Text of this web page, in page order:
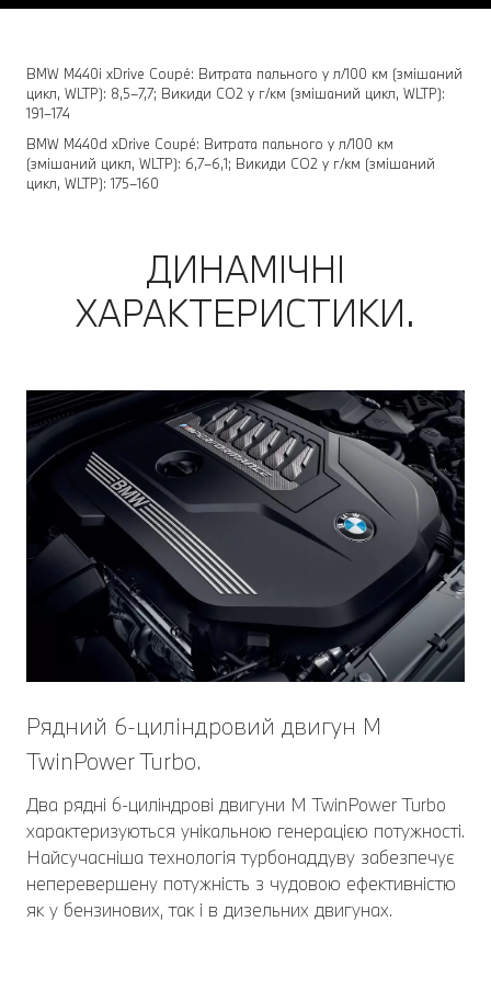
BMW M440i xDrive Coupé: Витрата пального у л/100 км (змішаний
цикл, WLTP): 8,5–7,7; Викиди CO2 у г/км (змішаний цикл, WLTP):
191–174
BMW M440d xDrive Coupé: Витрата пального у л/100 км
(змішаний цикл, WLTP): 6,7–6,1; Викиди CO2 у г/км (змішаний
цикл, WLTP): 175–160
ДИНАМІЧНІ
ХАРАКТЕРИСТИКИ.
Рядний 6-циліндровий двигун М
TwinPower Turbo.
Два рядні 6-циліндрові двигуни M TwinPower Turbo
характеризуються унікальною генерацією потужності.
Найсучасніша технологія турбонаддуву забезпечує
неперевершену потужність з чудовою ефективністю
як у бензинових, так і в дизельних двигунах.